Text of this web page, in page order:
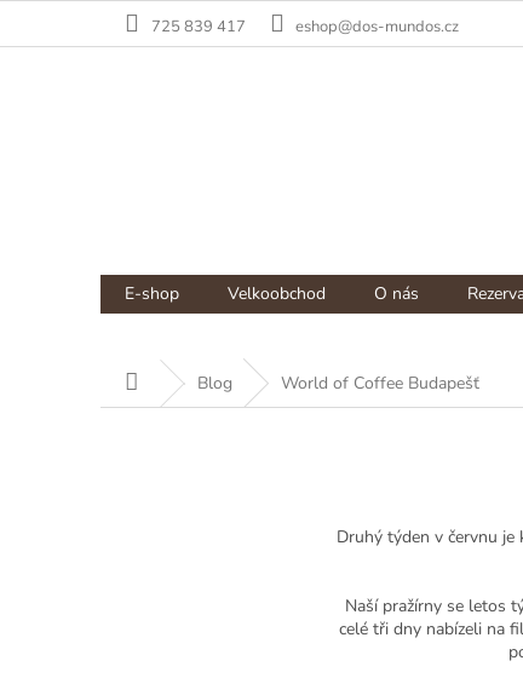
725 839 417 eshop@dos-mundos.cz
NÁKUPNÍ
KOŠÍK
Prázdný košík
E-shop Velkoobchod O nás
Domů Blog World of Coffee Budapešť
Druhý týden v červnu je
Naší pražírny se letos
celé tři dny nabízeli na